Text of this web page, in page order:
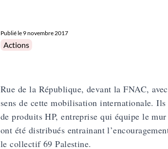
Publié le 9 novembre 2017
Posted in
Actions
Rue de la République, devant la FNAC,
sens de cette mobilisation internationale.
de produits HP, entreprise qui équipe le
ont été distribués entrainant
le collectif 69 Palestine.